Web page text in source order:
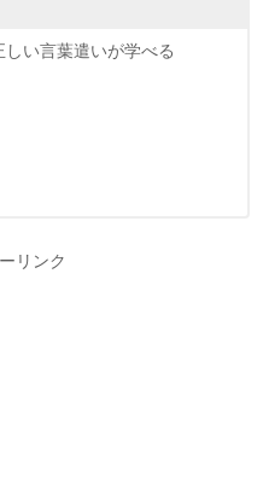
い言葉遣いが学べる
リンク